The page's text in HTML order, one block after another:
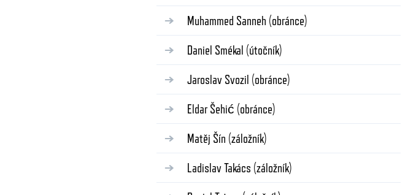
Muhammed Sanneh (obránce)
Daniel Smékal (útočník)
Jaroslav Svozil (obránce)
Eldar Šehić (obránce)
Matěj Šín (záložník)
Ladislav Takács (záložník)